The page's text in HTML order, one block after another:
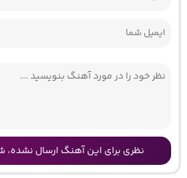
نظری برای این آهنگ ارسال نشده،